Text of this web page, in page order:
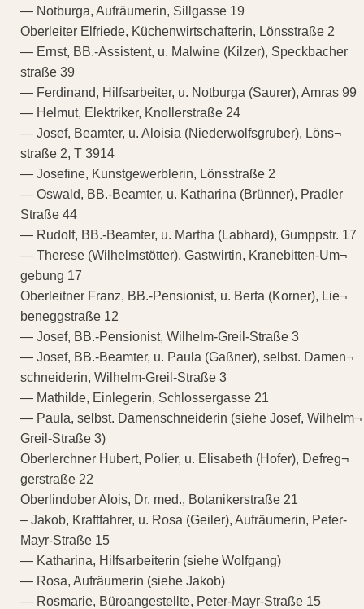
— Notburga, Aufräumerin, Sillgasse 19
Oberleiter Elfriede, Küchenwirtschafterin, Lönsstraße 2
— Ernst, BB.-Assistent, u. Malwine (Kilzer), Speckbacher
straße 39
— Ferdinand, Hilfsarbeiter, u. Notburga (Saurer), Amras 99
— Helmut, Elektriker, Knollerstraße 24
— Josef, Beamter, u. Aloisia (Niederwolfsgruber), Löns¬
straße 2, T 3914
— Josefine, Kunstgewerblerin, Lönsstraße 2
— Oswald, BB.-Beamter, u. Katharina (Brünner), Pradler
Straße 44
— Rudolf, BB.-Beamter, u. Martha (Labhard), Gumppstr. 17
— Therese (Wilhelmstötter), Gastwirtin, Kranebitten-Um¬
gebung 17
Oberleitner Franz, BB.-Pensionist, u. Berta (Korner), Lie¬
beneggstraße 12
— Josef, BB.-Pensionist, Wilhelm-Greil-Straße 3
— Josef, BB.-Beamter, u. Paula (Gaßner), selbst. Damen¬
schneiderin, Wilhelm-Greil-Straße 3
— Mathilde, Einlegerin, Schlossergasse 21
— Paula, selbst. Damenschneiderin (siehe Josef, Wilhelm¬
Greil-Straße 3)
Oberlerchner Hubert, Polier, u. Elisabeth (Hofer), Defreg¬
gerstraße 22
Oberlindober Alois, Dr. med., Botanikerstraße 21
– Jakob, Kraftfahrer, u. Rosa (Geiler), Aufräumerin, Peter-
Mayr-Straße 15
— Katharina, Hilfsarbeiterin (siehe Wolfgang)
— Rosa, Aufräumerin (siehe Jakob)
— Rosmarie, Büroangestellte, Peter-Mayr-Straße 15